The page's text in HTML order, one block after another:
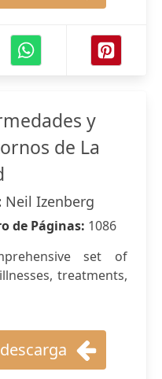
y
de La
Neil Izenberg
de Páginas: 1086
set of
treatments,